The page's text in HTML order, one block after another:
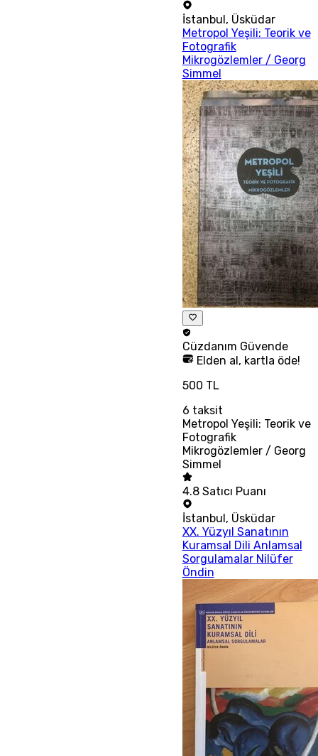
İstanbul, Üsküdar
Metropol Yeşili: Teorik ve
Fotografik
Mikrogözlemler / Georg
Simmel
Cüzdanım Güvende
Elden al, kartla öde!
500 TL
6 taksit
Metropol Yeşili: Teorik ve
Fotografik
Mikrogözlemler / Georg
Simmel
4.8 Satıcı Puanı
İstanbul , Üsküdar
XX. Yüzyıl Sanatının
Kuramsal Dili Anlamsal
Sorgulamalar Nilüfer
Öndin